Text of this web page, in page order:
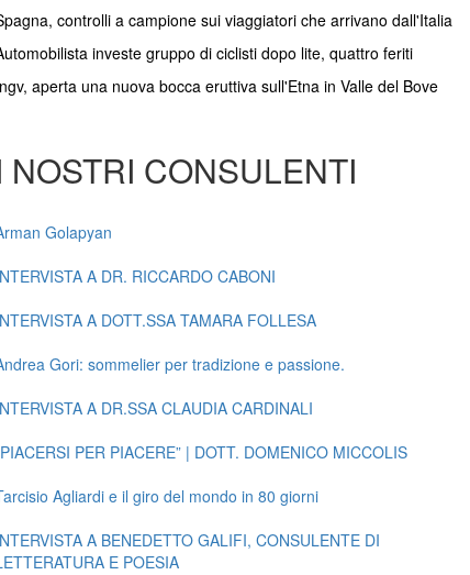
controlli a campione sui viaggiatori che arrivano dall'Italia
investe gruppo di ciclisti dopo lite, quattro feriti
aperta una nuova bocca eruttiva sull'Etna in Valle del Bove
NOSTRI CONSULENTI
Golapyan
A DR. RICCARDO CABONI
A DOTT.SSA TAMARA FOLLESA
Gori: sommelier per tradizione e passione.
A DR.SSA CLAUDIA CARDINALI
PER PIACERE” | DOTT. DOMENICO MICCOLIS
Agliardi e il giro del mondo in 80 giorni
A BENEDETTO GALIFI, CONSULENTE DI
E POESIA